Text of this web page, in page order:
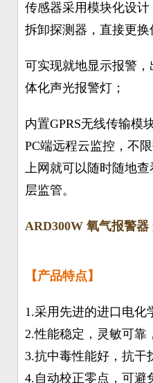
传感器采用模块化设计
拆卸探测器，直接更换
可实现就地显示报警
体化声光报警灯；
内置GPRS无线传输模
PC端远程云监控，不
上网就可以随时随地
层监管。
ARD300W 氧气报警
【产品特点】
1.采用先进的进口电化
2.性能稳定，灵敏可靠
3.抗中毒性能好，抗干
4.自动校正零点，可避